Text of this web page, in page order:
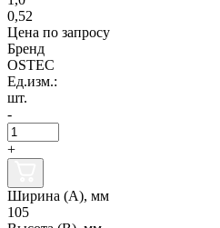
0,52
Цена по запросу
Бренд
OSTEC
Ед.изм.:
шт.
-
+
Ширина (А), мм
105